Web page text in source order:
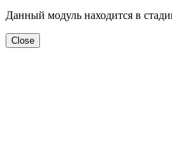
Данный модуль находится в
Close